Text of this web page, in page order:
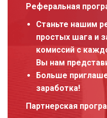
Реферальная
Станьте нашим
простых шага и
комиссий с
Вы нам
Больше
заработка!
Партнерская